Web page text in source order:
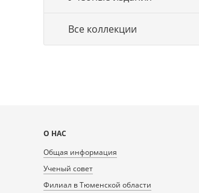
Все коллекции
Карта
сайта
О НАС
Общая информация
Ученый совет
Филиал в Тюменской области